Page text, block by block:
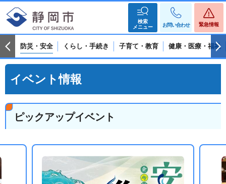
検索
メニュー
お問い合わせ 緊急情報
防災・安全 くらし・手続き 子育て・教育 健康・医療・福祉
イベント情報
ピックアップイベント